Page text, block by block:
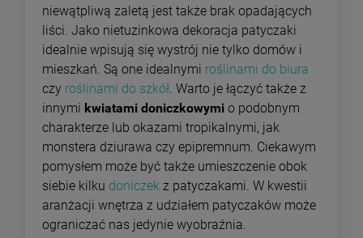
niewątpliwą zaletą jest także brak opadających
liści. Jako nietuzinkowa dekoracja patyczaki
idealnie wpisują się wystrój nie tylko domów i
mieszkań. Są one idealnymi roślinami do biura
czy roślinami do szkół. Warto je łączyć także z
innymi kwiatami doniczkowymi o podobnym
charakterze lub okazami tropikalnymi, jak
monstera dziurawa czy epipremnum. Ciekawym
pomysłem może być także umieszczenie obok
siebie kilku doniczek z patyczakami. W kwestii
aranżacji wnętrza z udziałem patyczaków może
ograniczać nas jedynie wyobraźnia.